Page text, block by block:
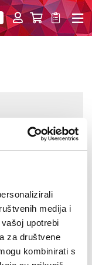
medija i
upotrebi
za društvene
kombinirati s